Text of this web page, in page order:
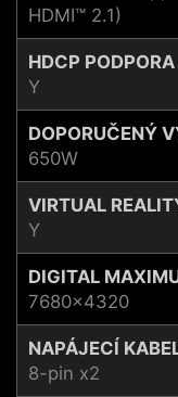
HDMI™ 2.1)
HDCP PODPORA
Y
DOPORUČENÝ
650W
VIRTUAL
Y
DIGITAL
7680x4320
NAPÁJECÍ
8-pin x2